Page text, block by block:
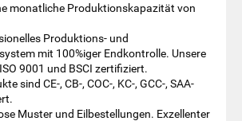
monatliche Produktionskapazität von
Produktions- und
mit 100%iger Endkontrolle. Unsere
9001 und BSCI zertifiziert.
sind CE-, CB-, COC-, KC-, GCC-, SAA-
Muster und Eilbestellungen. Exzellenter